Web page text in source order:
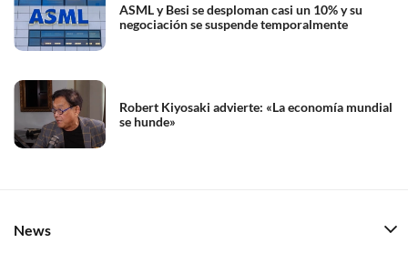
ASML y Besi se desploman casi un 10% y su
negociación se suspende temporalmente
Robert Kiyosaki advierte: «La economía mundial
se hunde»
News